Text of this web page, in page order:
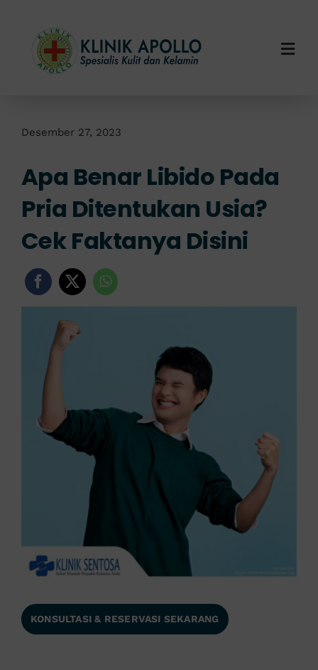
content
Layanan Kami
Info Klinik
Desember 27, 2023
Apa Benar Libido Pada
Pria Ditentukan Usia?
Cek Faktanya Disini
KONSULTASI & RESERVASI SEKARANG